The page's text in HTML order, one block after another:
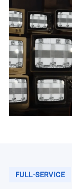
FULL-SERVICE